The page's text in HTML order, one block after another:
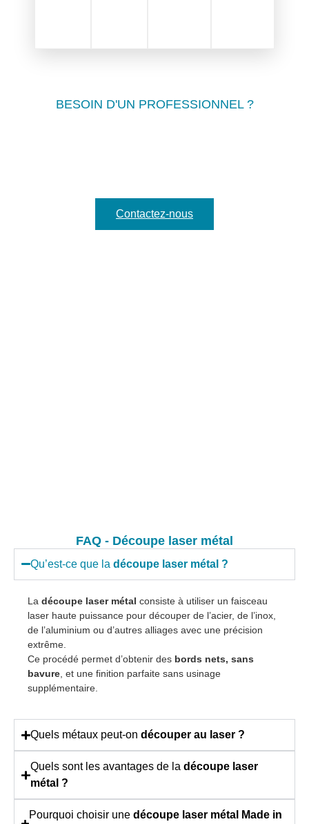
BESOIN D'UN PROFESSIONNEL ?
Contactez-nous
FAQ - Découpe laser métal
Qu’est-ce que ladécoupe laser métal ?
La découpe laser métal consiste à utiliser un faisceau
laser haute puissance pour découper de l’acier, de l’inox,
de l’aluminium ou d’autres alliages avec une précision
extrême.
Ce procédé permet d’obtenir des bords nets, sans
bavure , et une finition parfaite sans usinage
supplémentaire.
Quels métaux peut-on découper au laser ?
Quels sont les avantages de la découpe laser
métal ?
Pourquoi choisir une découpe laser métal Made in